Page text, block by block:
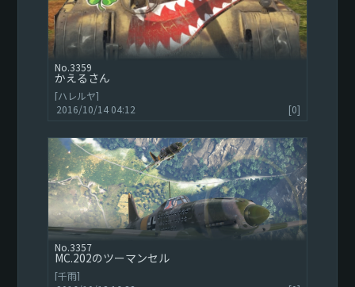
3359
かえるさん
[ハレルヤ]
2016/10/14 04:12
[0]
3357
MC.202のツーマンセル
[千雨]